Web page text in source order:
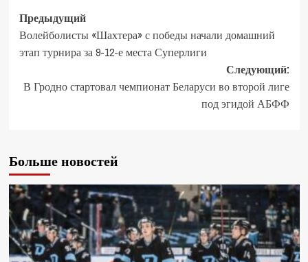
Предыдущий
Волейболисты «Шахтера» с победы начали домашний
этап турнира за 9-12-е места Суперлиги
Следующий:
В Гродно стартовал чемпионат Беларуси во второй лиге
под эгидой АБФФ
Больше новостей